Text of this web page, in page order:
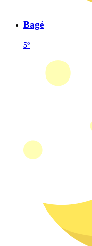
Bagé
5º